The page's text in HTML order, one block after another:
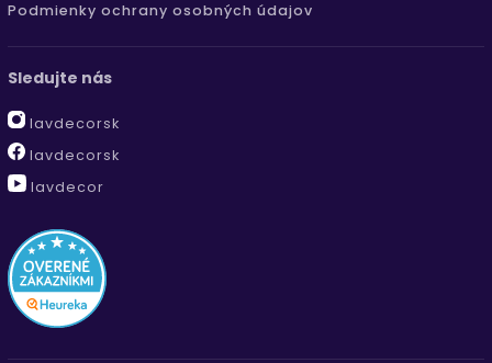
Podmienky ochrany osobných údajov
Sledujte nás
lavdecorsk
lavdecorsk
lavdecor